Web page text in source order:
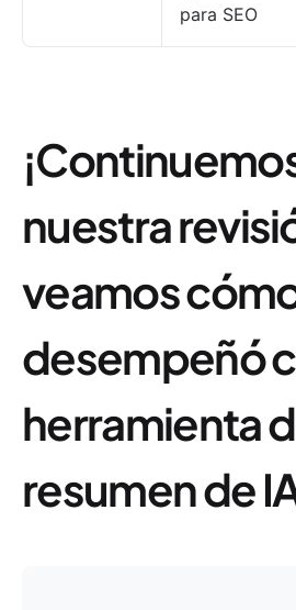
para SEO
nuestra
veamos
desempeñó
herramienta
resumen de